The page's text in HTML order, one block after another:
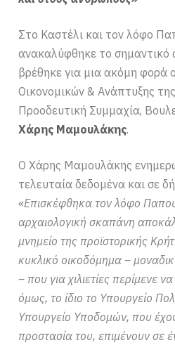
Στο Καστέλι και τον λόφο
ανακαλύφθηκε το σημαντικό
βρέθηκε για μια ακόμη φορά
Οικονομικών & Ανάπτυξης
Προοδευτική Συμμαχία,
Χάρης Μαμουλάκης.
Ο Χάρης Μαμουλάκης
τελευταία δεδομένα και σε
«Επισκέφθηκα τον λόφο
αρχαιολογική σκαπάνη
μνημείο της προϊστορικής
κυκλικό οικοδόμημα –
– που για χιλιετίες περίμενε
όμως, το ίδιο το Υπουργείο
Υπουργείο Υποδομών, που
προστασία του, επιμένουν σε